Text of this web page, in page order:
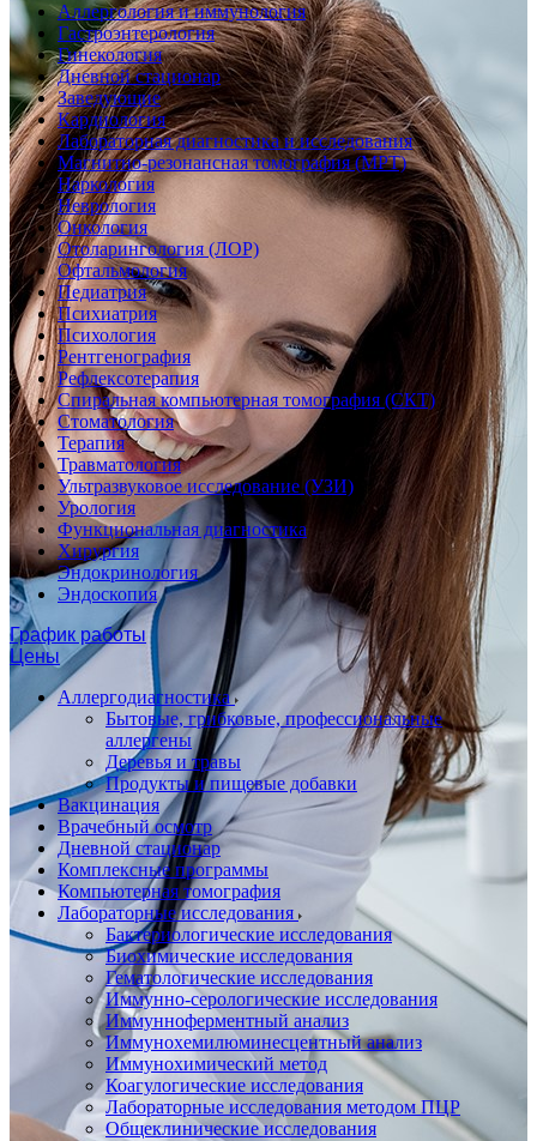
Аллергология и иммунология
Гастроэнтерология
Гинекология
Дневной стационар
Заведующие
Кардиология
Лабораторная диагностика и исследования
Магнитно-резонансная томография (МРТ)
Наркология
Неврология
Онкология
Отоларингология (ЛОР)
Офтальмология
Педиатрия
Психиатрия
Психология
Рентгенография
Рефлексотерапия
Спиральная компьютерная томография (СКТ)
Стоматология
Терапия
Травматология
Ультразвуковое исследование (УЗИ)
Урология
Функциональная диагностика
Хирургия
Эндокринология
Эндоскопия
График работы
Цены
Аллергодиагностика
Бытовые, грибковые, профессиональные
аллергены
Деревья и травы
Продукты и пищевые добавки
Вакцинация
Врачебный осмотр
Дневной стационар
Комплексные программы
Компьютерная томография
Лабораторные исследования
Бактериологические исследования
Биохимические исследования
Гематологические исследования
Иммунно-серологические исследования
Иммунноферментный анализ
Иммунохемилюминесцентный анализ
Иммунохимический метод
Коагулогические исследования
Лабораторные исследования методом ПЦР
Общеклинические исследования